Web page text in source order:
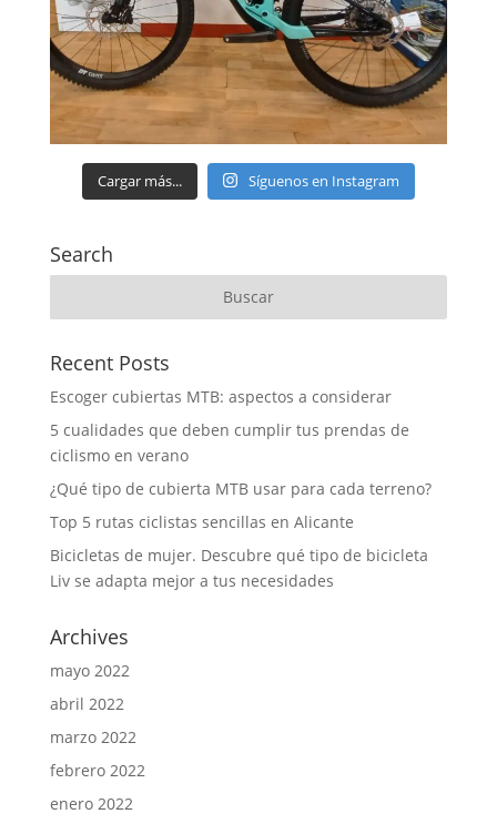
Cargar más... Síguenos en Instagram
Search
Recent Posts
Escoger cubiertas MTB: aspectos a considerar
5 cualidades que deben cumplir tus prendas de
ciclismo en verano
¿Qué tipo de cubierta MTB usar para cada terreno?
Top 5 rutas ciclistas sencillas en Alicante
Bicicletas de mujer. Descubre qué tipo de bicicleta
Liv se adapta mejor a tus necesidades
Archives
mayo 2022
abril 2022
marzo 2022
febrero 2022
enero 2022